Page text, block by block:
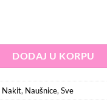
DODAJ U KORPU
Nakit, Naušnice, Sve